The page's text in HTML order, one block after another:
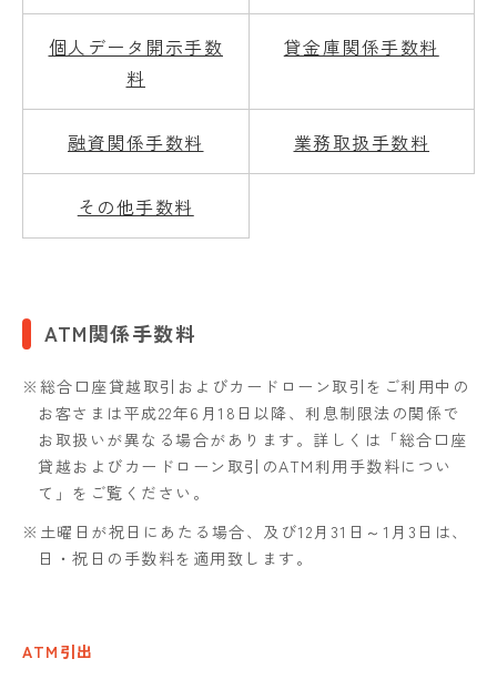
個人データ開示手数
料
貸金庫関係手数料
融資関係手数料 業務取扱手数料
その他手数料
ATM関係手数料
※総合口座貸越取引およびカードローン取引をご利用中の
お客さまは平成22年6月18日以降、利息制限法の関係で
お取扱いが異なる場合があります。詳しくは「総合口座
貸越およびカードローン取引のATM利用手数料につい
て」をご覧ください。
※土曜日が祝日にあたる場合、及び12月31日～1月3日は、
日・祝日の手数料を適用致します。
ATM引出